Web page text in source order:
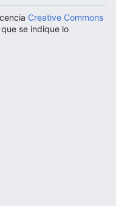
Creative Commons
se indique lo